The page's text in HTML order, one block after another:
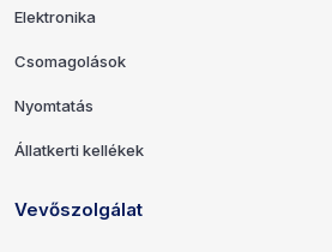
Elektronika
Csomagolások
Nyomtatás
Állatkerti kellékek
Vevőszolgálat